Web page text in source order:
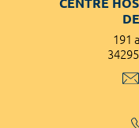
191